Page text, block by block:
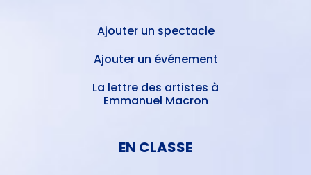
Ajouter un spectacle
Ajouter un événement
La lettre des artistes à
Emmanuel Macron
EN CLASSE